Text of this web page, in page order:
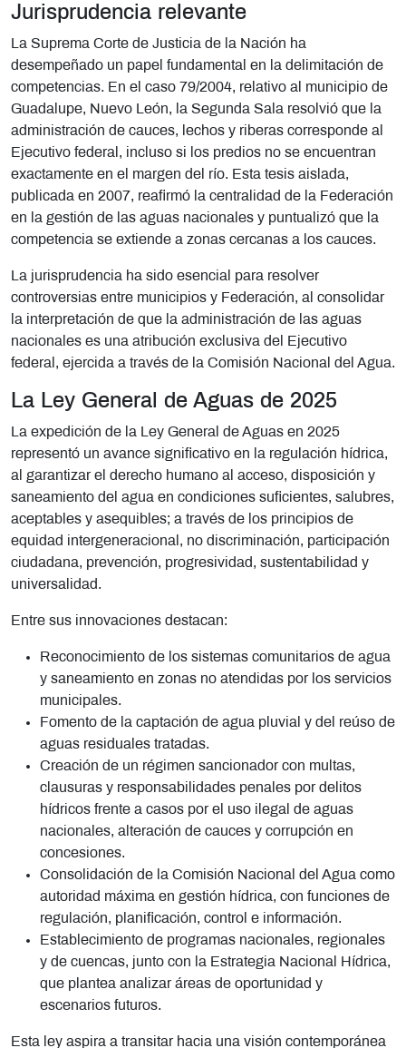
Jurisprudencia relevante
La Suprema Corte de Justicia de la Nación ha
desempeñado un papel fundamental en la delimitación de
competencias. En el caso 79/2004, relativo al municipio de
Guadalupe, Nuevo León, la Segunda Sala resolvió que la
administración de cauces, lechos y riberas corresponde al
Ejecutivo federal, incluso si los predios no se encuentran
exactamente en el margen del río. Esta tesis aislada,
publicada en 2007, reafirmó la centralidad de la Federación
en la gestión de las aguas nacionales y puntualizó que la
competencia se extiende a zonas cercanas a los cauces.
La jurisprudencia ha sido esencial para resolver
controversias entre municipios y Federación, al consolidar
la interpretación de que la administración de las aguas
nacionales es una atribución exclusiva del Ejecutivo
federal, ejercida a través de la Comisión Nacional del Agua.
La Ley General de Aguas de 2025
La expedición de la Ley General de Aguas en 2025
representó un avance significativo en la regulación hídrica,
al garantizar el derecho humano al acceso, disposición y
saneamiento del agua en condiciones suficientes, salubres,
aceptables y asequibles; a través de los principios de
equidad intergeneracional, no discriminación, participación
ciudadana, prevención, progresividad, sustentabilidad y
universalidad.
Entre sus innovaciones destacan:
Reconocimiento de los sistemas comunitarios de agua
y saneamiento en zonas no atendidas por los servicios
municipales.
Fomento de la captación de agua pluvial y del reúso de
aguas residuales tratadas.
Creación de un régimen sancionador con multas,
clausuras y responsabilidades penales por delitos
hídricos frente a casos por el uso ilegal de aguas
nacionales, alteración de cauces y corrupción en
concesiones.
Consolidación de la Comisión Nacional del Agua como
autoridad máxima en gestión hídrica, con funciones de
regulación, planificación, control e información.
Establecimiento de programas nacionales, regionales
y de cuencas, junto con la Estrategia Nacional Hídrica,
que plantea analizar áreas de oportunidad y
escenarios futuros.
Esta ley aspira a transitar hacia una visión contemporánea